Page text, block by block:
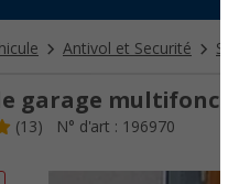
Antivol et Securité
garage
(13) N° d'art : 196970